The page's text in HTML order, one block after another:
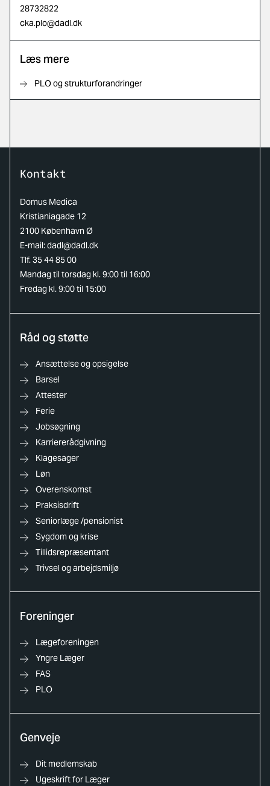
28732822
cka.plo@dadl.dk
Læs mere
PLO og strukturforandringer
Kontakt
Domus Medica
Kristianiagade 12
2100 København Ø
E-mail:dadl@dadl.dk
Tlf. 35 44 85 00
Mandag til torsdag kl. 9:00 til 16:00
Fredag kl. 9:00 til 15:00
Råd og støtte
Ansættelse og opsigelse
Barsel
Attester
Ferie
Jobsøgning
Karriererådgivning
Klagesager
Løn
Overenskomst
Praksisdrift
Seniorlæge /pensionist
Sygdom og krise
Tillidsrepræsentant
Trivsel og arbejdsmiljø
Foreninger
Lægeforeningen
Yngre Læger
FAS
PLO
Genveje
Dit medlemskab
Ugeskrift for Læger